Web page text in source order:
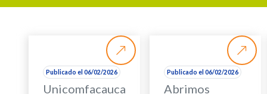
Publicado el 06/02/2026
Unicomfacauca
Publicado el 06/02/2026
Abrimos